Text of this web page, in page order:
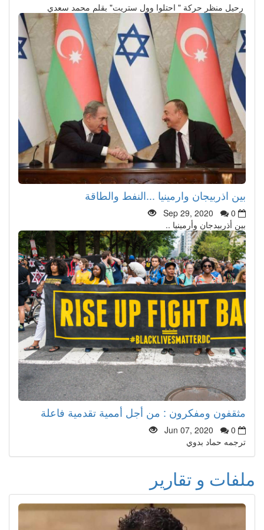
رحيل منظر حركة " احتلوا وول ستريت" بقلم محمد سعدي
بين اذربيجان وارمينيا ...النفط والطاقة
Sep 29, 2020
0
بين أذربيدجان وأرمينيا ..
مثقفون ومفكرون : من أجل أممية تقدمية فاعلة
Jun 07, 2020
0
ترجمه حماد بدوي
ملفات و تقارير